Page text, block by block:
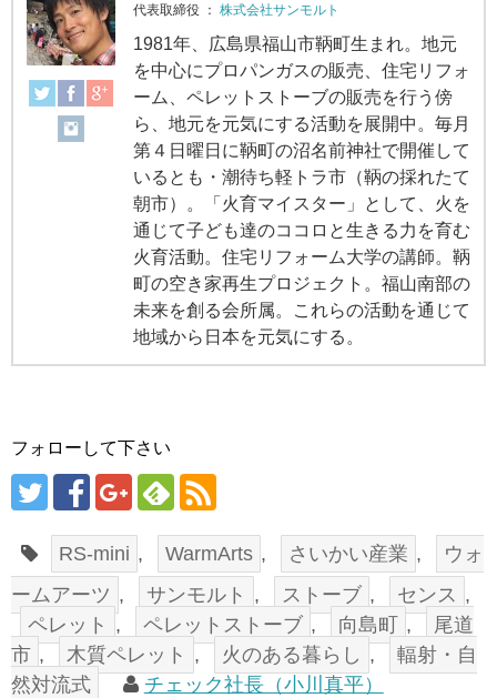
代表取締役 ： 株式会社サンモルト
1981年、広島県福山市鞆町生まれ。地元
を中心にプロパンガスの販売、住宅リフォ
ーム、ペレットストーブの販売を行う傍
ら、地元を元気にする活動を展開中。毎月
第４日曜日に鞆町の沼名前神社で開催して
いるとも・潮待ち軽トラ市（鞆の採れたて
朝市）。「火育マイスター」として、火を
通じて子ども達のココロと生きる力を育む
火育活動。住宅リフォーム大学の講師。鞆
町の空き家再生プロジェクト。福山南部の
未来を創る会所属。これらの活動を通じて
地域から日本を元気にする。
フォローして下さい
RS-mini , WarmArts , さいかい産業 ,
ウォ
ームアーツ , サンモルト , ストーブ , センス ,
ペレット , ペレットストーブ , 向島町 ,
尾道
市 , 木質ペレット , 火のある暮らし ,
輻射・自
然対流式
チェック社長（小川真平）